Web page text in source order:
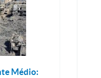
Médio: